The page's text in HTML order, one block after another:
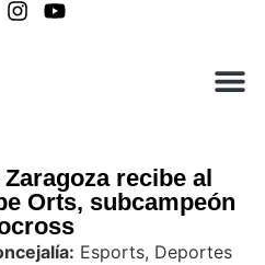
recibe al
Orts, subcampeón
Esports, Deportes